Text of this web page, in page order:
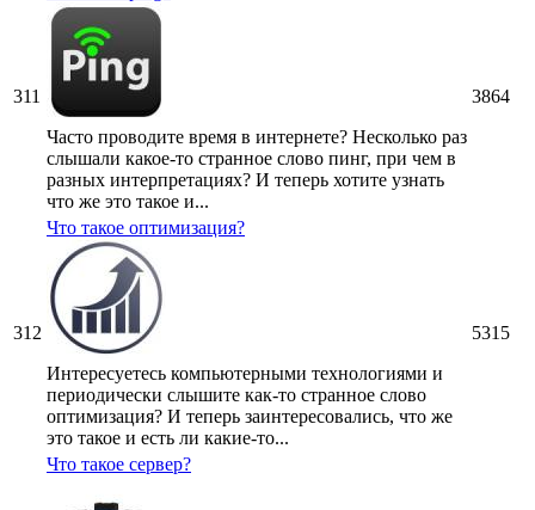
311
Часто проводите время в интернете? Несколько раз
слышали какое-то странное слово пинг, при чем в
разных интерпретациях? И теперь хотите узнать
что же это такое и...
3864
312
Что такое оптимизация?
Интересуетесь компьютерными технологиями и
периодически слышите как-то странное слово
оптимизация? И теперь заинтересовались, что же
это такое и есть ли какие-то...
5315
Что такое сервер?